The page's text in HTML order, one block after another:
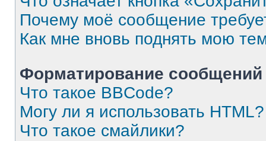
Почему моё сообщение
Как мне вновь поднять мою
Форматирование
Что такое BBCode?
Могу ли я использовать HTML?
Что такое смайлики?